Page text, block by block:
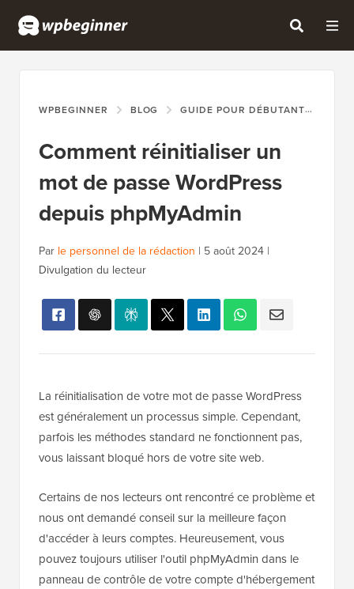
WPBEGINNER BLOG GUIDE POUR DÉBUTANTS
Comment réinitialiser un
mot de passe WordPress
depuis phpMyAdmin
Par le personnel de la rédaction | 5 août 2024 |
Divulgation du lecteur
La réinitialisation de votre mot de passe WordPress
est généralement un processus simple. Cependant,
parfois les méthodes standard ne fonctionnent pas,
vous laissant bloqué hors de votre site web.
Certains de nos lecteurs ont rencontré ce problème et
nous ont demandé conseil sur la meilleure façon
d'accéder à leurs comptes. Heureusement, vous
pouvez toujours utiliser l'outil phpMyAdmin dans le
panneau de contrôle de votre compte d'hébergement